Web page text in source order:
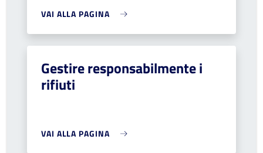
VAI ALLA PAGINA
Gestire responsabilmente i
rifiuti
VAI ALLA PAGINA